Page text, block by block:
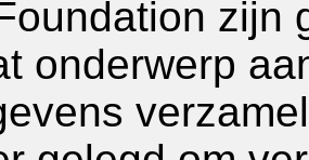
zijn
onderwerp